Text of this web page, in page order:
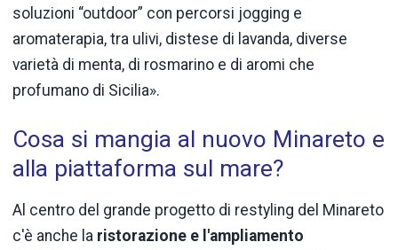
soluzioni “outdoor” con percorsi jogging e
aromaterapia, tra ulivi, distese di lavanda, diverse
varietà di menta, di rosmarino e di aromi che
profumano di Sicilia».
Cosa si mangia al nuovo Minareto e
alla piattaforma sul mare?
Al centro del grande progetto di restyling del Minareto
c'è anche la ristorazione e l'ampliamento